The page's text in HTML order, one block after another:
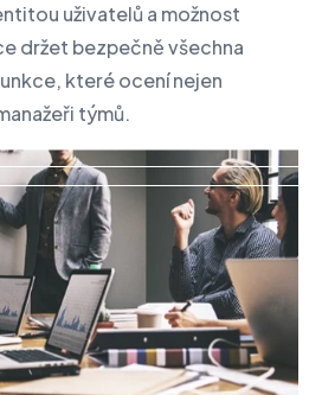
uživatelů a možnost
držet bezpečně všechna
které ocení nejen
týmů.